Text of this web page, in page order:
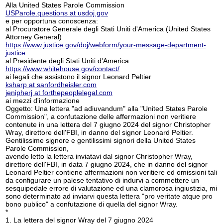
Alla United States Parole Commission
USParole.questions at usdoj.gov
e per opportuna conoscenza:
al Procuratore Generale degli Stati Uniti d'America (United States
Attorney General)
https://www.justice.gov/doj/webform/your-message-department-
justice
al Presidente degli Stati Uniti d'America
https://www.whitehouse.gov/contact/
ai legali che assistono il signor Leonard Peltier
ksharp at sanfordheisler.com
jenipherj at forthepeoplelegal.com
ai mezzi d'informazione
Oggetto: Una lettera "ad adiuvandum" alla "United States Parole
Commission", a confutazione delle affermazioni non veritiere
contenute in una lettera del 7 giugno 2024 del signor Christopher
Wray, direttore dell'FBI, in danno del signor Leonard Peltier.
Gentilissime signore e gentilissimi signori della United States
Parole Commission,
avendo letto la lettera inviatavi dal signor Christopher Wray,
direttore dell'FBI, in data 7 giugno 2024, che in danno del signor
Leonard Peltier contiene affermazioni non veritiere ed omissioni tali
da configurare un palese tentativo di indurvi a commettere un
sesquipedale errore di valutazione ed una clamorosa ingiustizia, mi
sono determinato ad inviarvi questa lettera "pro veritate atque pro
bono publico" a confutazione di quella del signor Wray.
*
1. La lettera del signor Wray del 7 giugno 2024